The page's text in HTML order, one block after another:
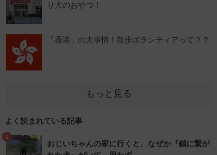
り犬のおやつ！
「香港」の犬事情！散歩ボランティアって？？
もっと見る
よく読まれている記事
1
おじいちゃんの家に行くと、なぜか『鎖に繋が